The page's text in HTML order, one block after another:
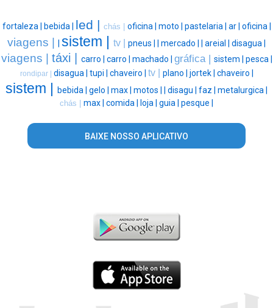
fortaleza | bebida | led | chás | oficina | moto | pastelaria | ar | oficina |
viagens | | sistem | tv | pneus | | mercado | | areial | disagua |
viagens | táxi | carro | carro | machado | gráfica | sistem | pesca |
rondipar | disagua | tupi | chaveiro | tv | plano | jortek | chaveiro |
sistem | bebida | gelo | max | motos | | disagu | faz | metalurgica |
chás | max | comida | loja | guia | pesque |
BAIXE NOSSO APLICATIVO